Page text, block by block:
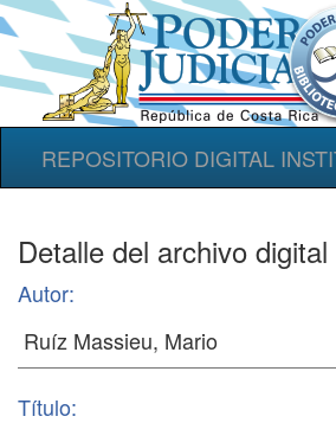
REPOSITORIO DIGITAL
Detalle del archivo digital
Autor:
Título: